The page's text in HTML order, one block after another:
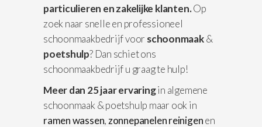
particulieren en zakelijke klanten.Op
zoek naar snelle en professioneel
schoonmaakbedrijf voor schoonmaak&
poetshulp? Dan schiet ons
schoonmaakbedrijf u graag te hulp!
Meer dan 25 jaar ervaringin algemene
schoonmaak & poetshulp maar ook in
ramen wassen, zonnepanelen reinigenen